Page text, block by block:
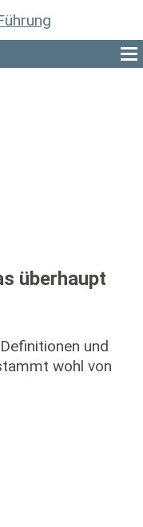
überhaupt
und
wohl von